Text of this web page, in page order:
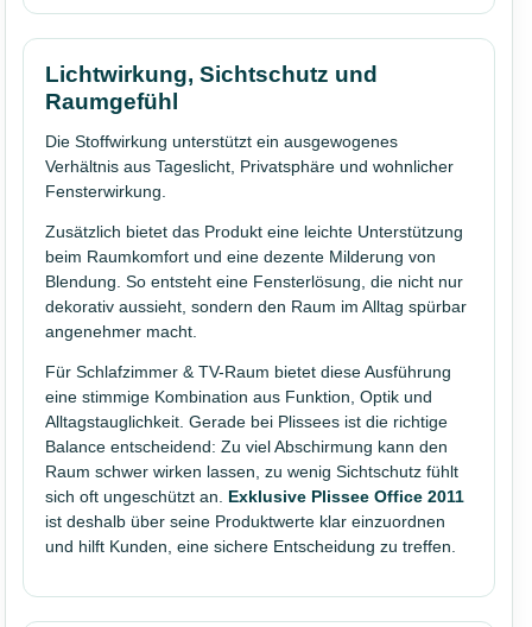
Lichtwirkung, Sichtschutz und
Raumgefühl
Die Stoffwirkung unterstützt ein ausgewogenes
Verhältnis aus Tageslicht, Privatsphäre und wohnlicher
Fensterwirkung.
Zusätzlich bietet das Produkt eine leichte Unterstützung
beim Raumkomfort und eine dezente Milderung von
Blendung. So entsteht eine Fensterlösung, die nicht nur
dekorativ aussieht, sondern den Raum im Alltag spürbar
angenehmer macht.
Für Schlafzimmer & TV-Raum bietet diese Ausführung
eine stimmige Kombination aus Funktion, Optik und
Alltagstauglichkeit. Gerade bei Plissees ist die richtige
Balance entscheidend: Zu viel Abschirmung kann den
Raum schwer wirken lassen, zu wenig Sichtschutz fühlt
sich oft ungeschützt an. Exklusive Plissee Office 2011
ist deshalb über seine Produktwerte klar einzuordnen
und hilft Kunden, eine sichere Entscheidung zu treffen.